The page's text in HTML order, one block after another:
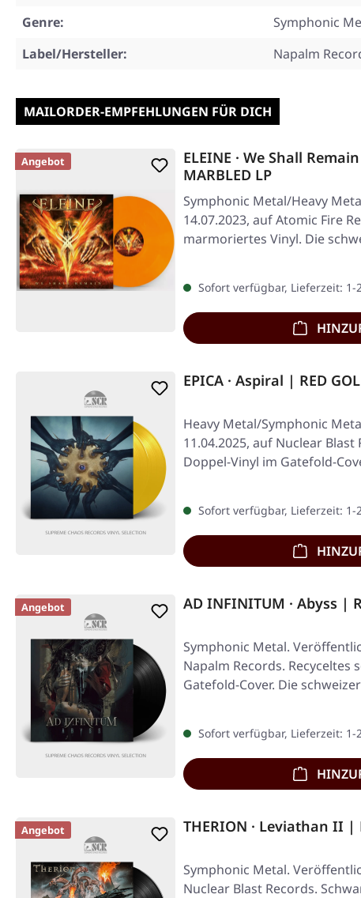
Genre:
Symphonic
Label/Hersteller:
Napalm
MAILORDER-EMPFEHLUNGEN FÜR DICH
Angebot
ELEINE · We Shall
MARBLED LP
Symphonic Metal/Heavy
14.07.2023, auf Atomic Fire
marmoriertes Vinyl. Die
Sofort verfügbar, Lieferzeit: 1-
EPICA · Aspiral | RED
Heavy Metal/Symphonic
11.04.2025, auf Nuclear Blast
Doppel-Vinyl im Gatefold-
Sofort verfügbar, Lieferzeit: 1-
Angebot AD INFINITUM · Abyss |
Symphonic Metal.
Napalm Records. Recyceltes
Gatefold-Cover. Die
Sofort verfügbar, Lieferzeit: 1-
Angebot THERION · Leviathan II |
Symphonic Metal.
Nuclear Blast Records.